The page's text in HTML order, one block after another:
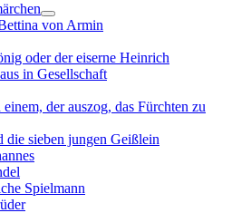
von Armin
oder der eiserne Heinrich
in Gesellschaft
der auszog, das Fürchten zu
die sieben jungen Geißlein
Spielmann